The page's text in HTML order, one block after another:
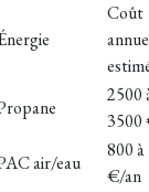
Coût
2500
3500
air/eau
800
€/an